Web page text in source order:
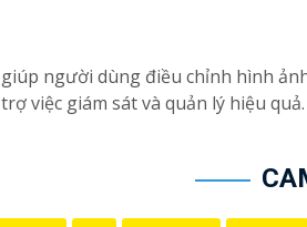
người dùng điều chỉnh hình
việc giám sát và quản lý hiệu